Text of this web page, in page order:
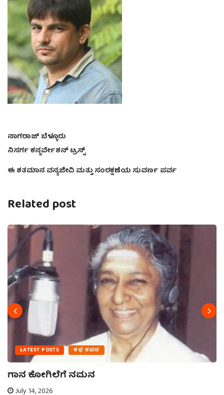
ನಾಗರಾಜ್ ಬೆಳ್ಳೂರು
ನಿಸರ್ಗ ಕನ್ಜರ್ವೇಶನ್ ಟ್ರಸ್ಟ್
ಈ ಶತಮಾನ ವನ್ಯಜೀವಿ ಮತ್ತು ಸಂರಕ್ಷಣೆಯ ಸುವರ್ಣ ಪರ್ವ
Related post
LATEST POSTS ಕಥೆ ಕವನ
ಗಾನ ಕೋಗಿಲೆಗೆ ನಮನ
July 14, 2026